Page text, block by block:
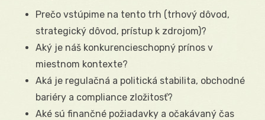
Prečo vstúpime na tento trh (trhový dôvod,
strategický dôvod, prístup k zdrojom)?
Aký je náš konkurencieschopný prínos v
miestnom kontexte?
Aká je regulačná a politická stabilita, obchodné
bariéry a compliance zložitosť?
Aké sú finančné požiadavky a očakávaný čas